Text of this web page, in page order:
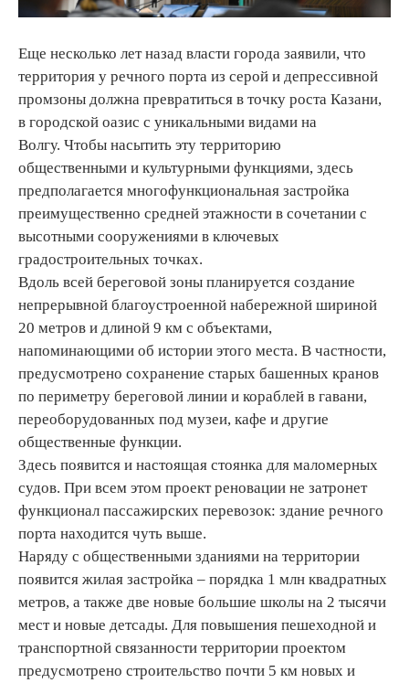
Еще несколько лет назад власти города заявили, что
территория у речного порта из серой и депрессивной
промзоны должна превратиться в точку роста Казани,
в городской оазис с уникальными видами на
Волгу. Чтобы насытить эту территорию
общественными и культурными функциями, здесь
предполагается многофункциональная застройка
преимущественно средней этажности в сочетании с
высотными сооружениями в ключевых
градостроительных точках.
Вдоль всей береговой зоны планируется создание
непрерывной благоустроенной набережной шириной
20 метров и длиной 9 км с объектами,
напоминающими об истории этого места. В частности,
предусмотрено сохранение старых башенных кранов
по периметру береговой линии и кораблей в гавани,
переоборудованных под музеи, кафе и другие
общественные функции.
Здесь появится и настоящая стоянка для маломерных
судов. При всем этом проект реновации не затронет
функционал пассажирских перевозок: здание речного
порта находится чуть выше.
Наряду с общественными зданиями на территории
появится жилая застройка – порядка 1 млн квадратных
метров, а также две новые большие школы на 2 тысячи
мест и новые детсады. Для повышения пешеходной и
транспортной связанности территории проектом
предусмотрено строительство почти 5 км новых и